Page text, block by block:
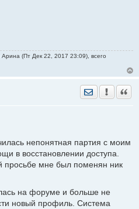
(Пт Дек 22, 2017 23:09), всего
Отправить
непонятная партия с моим
в восстановлении доступа.
просьбе мне был поменян ник
на форуме и больше не
новый профиль. Система